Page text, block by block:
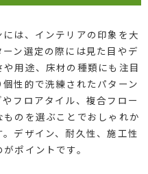
は、インテリアの印象を大
ン選定の際には見た目やデ
用途、床材の種類にも注目
性的で洗練されたパターン
フロアタイル、複合フロー
のを選ぶことでおしゃれか
デザイン、耐久性、施工性
ポイントです。